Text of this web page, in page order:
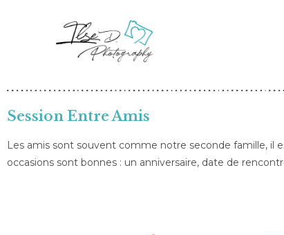
Session Entre Amis
Les amis sont souvent comme notre seconde famille, il
occasions sont bonnes : un anniversaire, date de